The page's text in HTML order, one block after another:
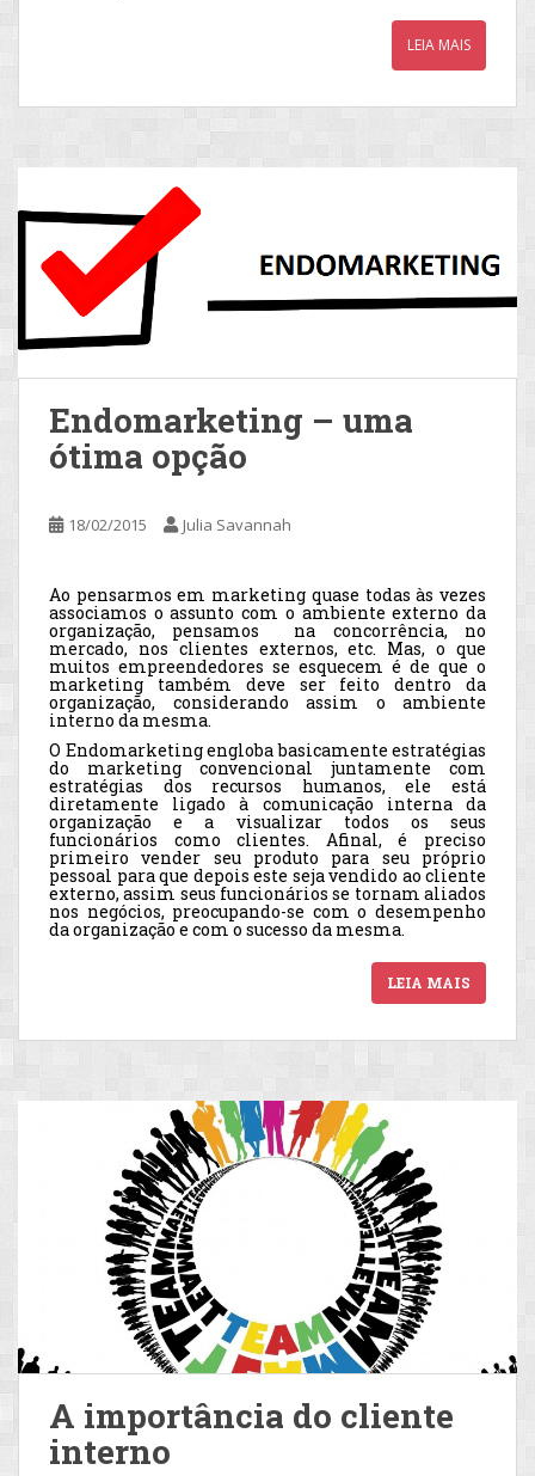
LEIA MAIS
Endomarketing – uma
ótima opção
18/02/2015 Julia Savannah
Ao pensarmos em marketing quase todas às vezes
associamos o assunto com o ambiente externo da
organização, pensamos na concorrência, no
mercado, nos clientes externos, etc. Mas, o que
muitos empreendedores se esquecem é de que o
marketing também deve ser feito dentro da
organização, considerando assim o ambiente
interno da mesma.
O Endomarketingengloba basicamente estratégias
do marketing convencional juntamente com
estratégias dos recursos humanos, ele está
diretamente ligado à comunicação interna da
organização e a visualizar todos os seus
funcionários como clientes. Afinal, é preciso
primeiro vender seu produto para seu próprio
pessoal para que depois este seja vendido ao cliente
externo, assim seus funcionários se tornam aliados
nos negócios, preocupando-se com o desempenho
da organização e com o sucesso da mesma.
LEIA MAIS
A importância do cliente
interno